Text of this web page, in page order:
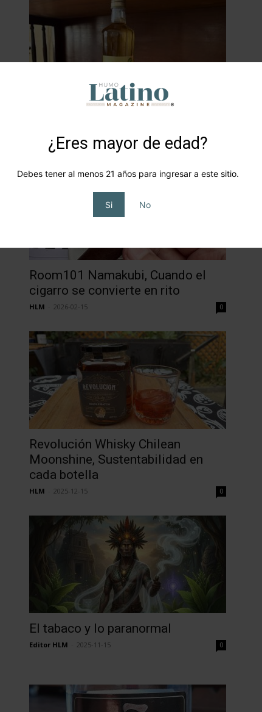
¿Eres mayor de edad?
Debes tener al menos 21 años para ingresar a este sitio.
Si No
Cachaça, el alma de Brasil
Room101 Namakubi, Cuando el
cigarro se convierte en rito
HLM 2026-02-15 0
Revolución Whisky Chilean
Moonshine, Sustentabilidad en
cada botella
HLM 2025-12-15 0
El tabaco y lo paranormal
Editor HLM 2025-11-15 0